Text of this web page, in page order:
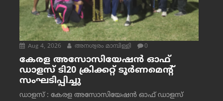
Aug 4, 2026 അനശ്വരം മാമ്പിള്ളി 0
കേരള അസോസിയേഷൻ ഓഫ്
ഡാളസ് ടി20 ക്രിക്കറ്റ് ടൂർണമെന്റ്
സംഘടിപ്പിച്ചു
ഡാളസ് : കേരള അസോസിയേഷൻ ഓഫ് ഡാളസ്